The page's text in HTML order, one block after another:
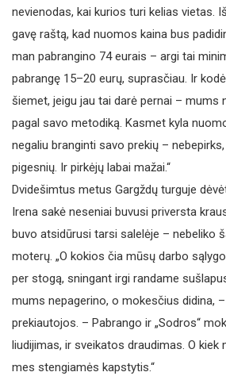
nevienodas, kai kurios turi kelias vietas.
gavę raštą, kad nuomos kaina bus
man pabrangino 74 eurais – argi tai
pabrangę 15–20 eurų, suprasčiau. Ir
šiemet, jeigu jau tai darė pernai – mums
pagal savo metodiką. Kasmet kyla
negaliu branginti savo prekių –
pigesnių. Ir pirkėjų labai mažai.“
Dvidešimtus metus Gargždų turguje
Irena sakė neseniai buvusi priversta
buvo atsidūrusi tarsi salelėje – nebeliko
moterų. „O kokios čia mūsų darbo
per stogą, sningant irgi randame
mums nepagerino, o mokesčius didina,
prekiautojos. – Pabrango ir „Sodros“
liudijimas, ir sveikatos draudimas. O kiek
mes stengiamės kapstytis.“